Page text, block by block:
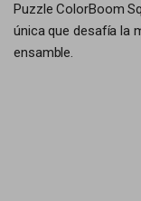
Puzzle ColorBoom
única que desafía la
ensamble.